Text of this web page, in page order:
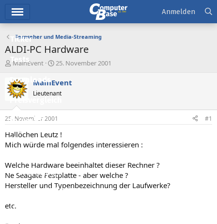
Ticker
Tests
Downloads
Preisvergleich
Forum
Aktuelles
Neue Beiträge
Neueste Aktivitäten
Leserartikel
Anmelden
Fernseher und Media-Streaming
ALDI-PC Hardware
E
s
t
e
e
r
MainEvent
E
s
e
l
t
a
m
25. November 2001
MainEvent
Lieutenant
25. November 2001 #1
Hallöchen Leutz !
Mich würde mal folgendes interessieren :
Welche Hardware beeinhaltet dieser Rechner ?
Ne Seagate Festplatte - aber welche ?
Hersteller und Typenbezeichnung der Laufwerke?
etc.